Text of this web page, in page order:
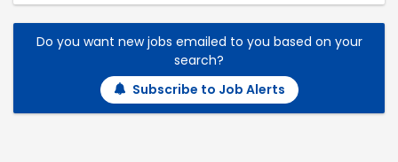
Do you want new jobs emailed to you based on your
search?
Subscribe to Job Alerts